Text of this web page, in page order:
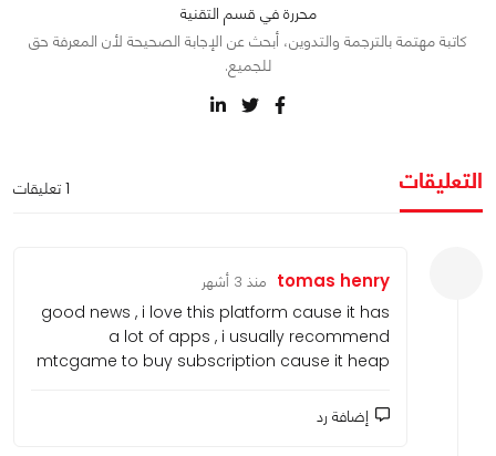
محررة في قسم التقنية
كاتبة مهتمة بالترجمة والتدوين، أبحث عن الإجابة الصحيحة لأن المعرفة حق
للجميع.
التعليقات 1 تعليقات
tomas henry منذ 3 أشهر
good news , i love this platform cause it has
a lot of apps , i usually recommend
mtcgame to buy subscription cause it heap
إضافة رد